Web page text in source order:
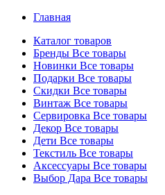
Главная
Каталог товаров
Бренды Все товары
Новинки Все товары
Подарки Все товары
Скидки Все товары
Винтаж Все товары
Сервировка Все товары
Декор Все товары
Дети Все товары
Текстиль Все товары
Аксессуары Все товары
Выбор Дара Все товары